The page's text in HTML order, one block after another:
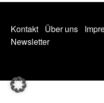
Kontakt Über uns
Newsletter